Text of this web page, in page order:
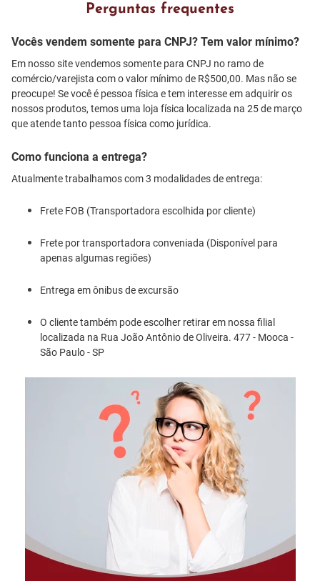
Perguntas frequentes
Vocês vendem somente para CNPJ? Tem valor mínimo?
Em nosso site vendemos somente para CNPJ no ramo de
comércio/varejista com o valor mínimo de R$500,00. Mas não se
preocupe! Se você é pessoa física e tem interesse em adquirir os
nossos produtos, temos uma loja física localizada na 25 de março
que atende tanto pessoa física como jurídica.
Como funciona a entrega?
Atualmente trabalhamos com 3 modalidades de entrega:
Frete FOB (Transportadora escolhida por cliente)
Frete por transportadora conveniada (Disponível para
apenas algumas regiões)
Entrega em ônibus de excursão
O cliente também pode escolher retirar em nossa filial
localizada na Rua João Antônio de Oliveira. 477 - Mooca -
São Paulo - SP